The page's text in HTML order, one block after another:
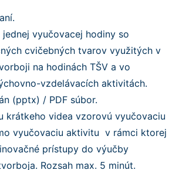
jednej vyučovacej hodiny so
cvičebných tvarov využitých v
na hodinách TŠV a vo
vzdelávacích aktivitách.
(pptx) / PDF súbor.
krátkeho videa vzorovú vyučovaciu
vyučovaciu aktivitu v rámci ktorej
prístupy do výučby
Rozsah max. 5 minút.